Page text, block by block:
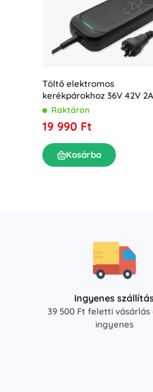
Töltő elektromos
kerékpárokhoz 36V 42V 2A
BOSCH csatlakozóval,
Raktáron
19 990 Ft
Kosárba
Ingyenes
39 500 Ft feletti vásárlás
ingyenes